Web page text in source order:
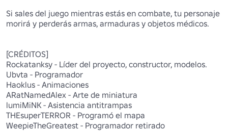
Si sales del juego mientras estás en combate, tu personaje
morirá y perderás armas, armaduras y objetos médicos.
[CRÉDITOS]
Rockatanksy - Líder del proyecto, constructor, modelos.
Ubvta - Programador
Haoklus - Animaciones
ARatNamedAlex - Arte de miniatura
lumiMiNK - Asistencia antitrampas
THEsuperTERROR - Programó el mapa
WeepieTheGreatest - Programador retirado